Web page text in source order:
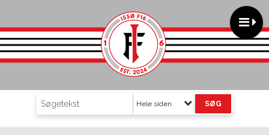
Hele siden